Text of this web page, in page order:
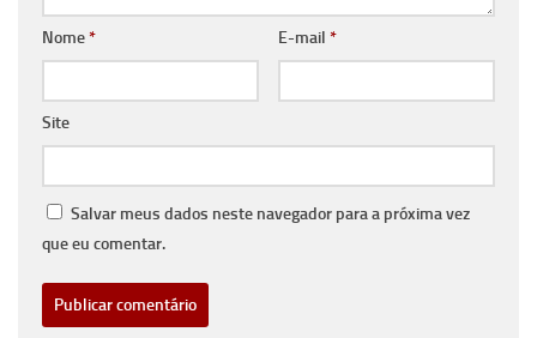
Nome* E-mail *
Site
Salvar meus dados neste navegador para a próxima vez
que eu comentar.